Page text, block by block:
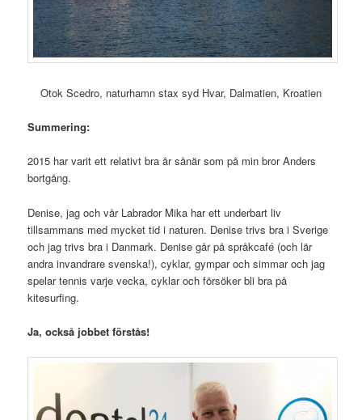
Otok Scedro, naturhamn stax syd Hvar, Dalmatien, Kroatien
Summering:
2015 har varit ett relativt bra år sånär som på min bror Anders
bortgång.
Denise, jag och vår Labrador Mika har ett underbart liv
tillsammans med mycket tid i naturen. Denise trivs bra i Sverige
och jag trivs bra i Danmark. Denise går på språkcafé (och lär
andra invandrare svenska!), cyklar, gympar och simmar och jag
spelar tennis varje vecka, cyklar och försöker bli bra på
kitesurfing.
Ja, också jobbet förstås!